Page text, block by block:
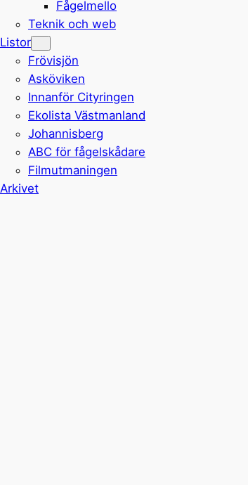
Fågelmello
Teknik och web
Listor
Frövisjön
Asköviken
Innanför Cityringen
Ekolista Västmanland
Johannisberg
ABC för fågelskådare
Filmutmaningen
Arkivet